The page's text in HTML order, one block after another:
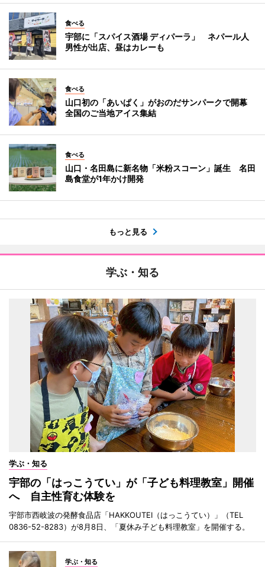
食べる
宇部に「スパイス酒場 ディパーラ」 ネパール人
男性が出店、昼はカレーも
食べる
山口初の「あいぱく」がおのだサンパークで開幕
全国のご当地アイス集結
食べる
山口・名田島に新名物「米粉スコーン」誕生 名田
島食堂が1年かけ開発
もっと見る
学ぶ・知る
学ぶ・知る
宇部の「はっこうてい」が「子ども料理教室」開催
へ 自主性育む体験を
宇部市西岐波の発酵食品店「HAKKOUTEI（はっこうてい）」（TEL
0836-52-8283）が8月8日、「夏休み子ども料理教室」を開催する。
学ぶ・知る